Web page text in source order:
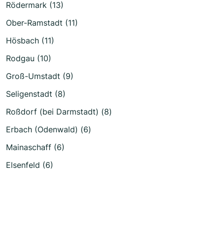
Rödermark (13)
Ober-Ramstadt (11)
Hösbach (11)
Rodgau (10)
Groß-Umstadt (9)
Seligenstadt (8)
Roßdorf (bei Darmstadt) (8)
Erbach (Odenwald) (6)
Mainaschaff (6)
Elsenfeld (6)